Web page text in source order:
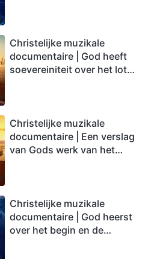
Christelijke muzikale
documentaire | God heeft
soevereiniteit over het lot
Christelijke muzikale
documentaire | Een verslag
van Gods werk van het
(Hoogtepunten)
Christelijke muzikale
documentaire | God heerst
over het begin en de